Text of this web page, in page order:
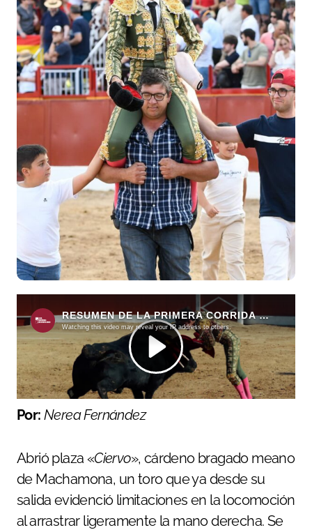
Por:Nerea Fernández
Abrió plaza «Ciervo», cárdeno bragado meano
de Machamona, un toro que ya desde su
salida evidenció limitaciones en la locomoción
al arrastrar ligeramente la mano derecha. Se